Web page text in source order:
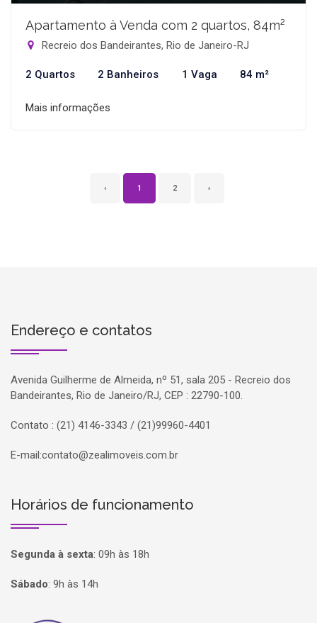
Apartamento à Venda com 2 quartos, 84m²
Recreio dos Bandeirantes, Rio de Janeiro-RJ
2 Quartos 2 Banheiros 1 Vaga 84 m²
Mais informações
‹ 1 2 ›
Endereço e contatos
Avenida Guilherme de Almeida, nº 51, sala 205 - Recreio dos
Bandeirantes, Rio de Janeiro/RJ, CEP : 22790-100.
Contato : (21) 4146-3343 / (21)99960-4401
E-mail:contato@zealimoveis.com.br
Horários de funcionamento
Segunda à sexta: 09h às 18h
Sábado: 9h às 14h